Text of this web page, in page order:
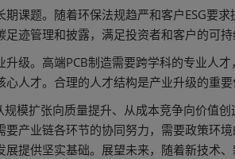
期课题。随着环保法规趋严和客户ESG要
迹管理和披露，满足投资者和客户的可持
升级。高端PCB制造需要跨学科的专业人
人才。合理的人才结构是产业升级的重要
规模扩张向质量提升、从成本竞争向价值
要产业链各环节的协同努力，需要政策环
展提供坚实基础。展望未来，随着新技术